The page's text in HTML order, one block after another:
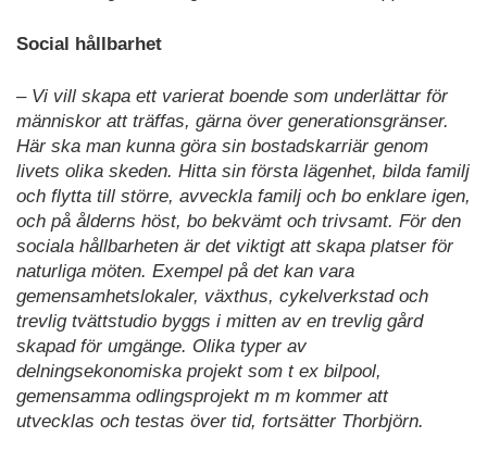
Social hållbarhet
– Vi vill skapa ett varierat boende som underlättar för
människor att träffas, gärna över generationsgränser.
Här ska man kunna göra sin bostadskarriär genom
livets olika skeden. Hitta sin första lägenhet, bilda familj
och flytta till större, avveckla familj och bo enklare igen,
och på ålderns höst, bo bekvämt och trivsamt. För den
sociala hållbarheten är det viktigt att skapa platser för
naturliga möten. Exempel på det kan vara
gemensamhetslokaler, växthus, cykelverkstad och
trevlig tvättstudio byggs i mitten av en trevlig gård
skapad för umgänge. Olika typer av
delningsekonomiska projekt som t ex bilpool,
gemensamma odlingsprojekt m m kommer att
utvecklas och testas över tid, fortsätter Thorbjörn.